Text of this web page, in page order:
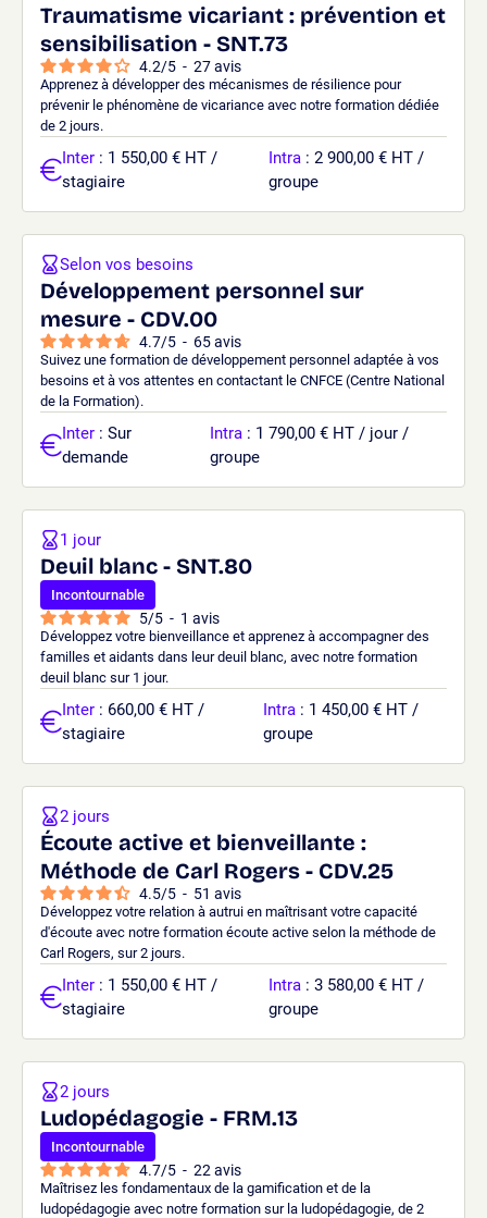
Traumatisme vicariant : prévention et
sensibilisation - SNT.73
4.2/5 - 27avis
Apprenez à développer des mécanismes de résilience pour
prévenir le phénomène de vicariance avec notre formation dédiée
de 2 jours.
Inter : 1 550,00 € HT /
stagiaire
Intra : 2 900,00 € HT /
groupe
Développement personnel sur
mesure - CDV.00
4.7/5 - 65avis
Suivez une formation de développement personnel adaptée à vos
besoins et à vos attentes en contactant le CNFCE (Centre National
de la Formation).
Selon vos besoins
Inter : Sur
demande
Intra : 1 790,00 € HT / jour /
groupe
Deuil blanc - SNT.80
Incontournable
5/5 - 1 avis
Développez votre bienveillance et apprenez à accompagner des
familles et aidants dans leur deuil blanc, avec notre formation
deuil blanc sur 1 jour.
1 jour
Inter : 660,00 € HT /
stagiaire
Intra : 1 450,00 € HT /
groupe
Écoute active et bienveillante :
Méthode de Carl Rogers - CDV.25
4.5/5 - 51 avis
Développez votre relation à autrui en maîtrisant votre capacité
d'écoute avec notre formation écoute active selon la méthode de
Carl Rogers, sur 2 jours.
2 jours
Inter : 1 550,00 € HT /
stagiaire
Intra : 3 580,00 € HT /
groupe
Ludopédagogie - FRM.13
Incontournable
4.7/5 - 22 avis
Maîtrisez les fondamentaux de la gamification et de la
ludopédagogie avec notre formation sur la ludopédagogie, de 2
2 jours